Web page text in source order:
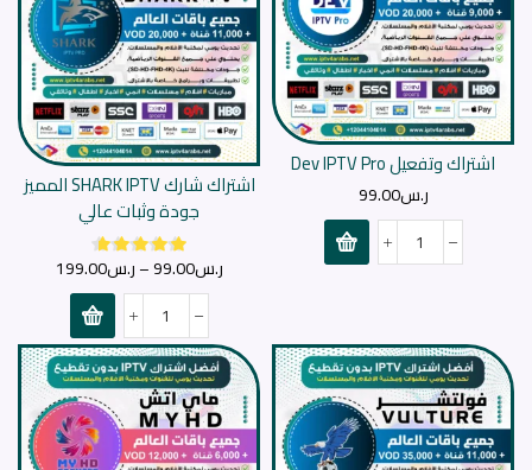
اشتراك وتفعيل Dev IPTV Pro
ر.س99.00
اشتراك شارك SHARK IPTV المميز
جودة وثبات عالي
ر.س99.00
–ر.س199.00